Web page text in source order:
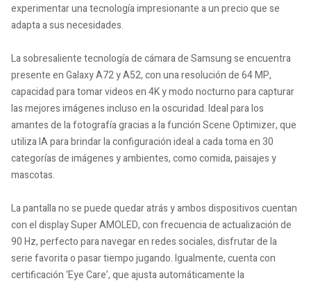
experimentar una tecnología impresionante a un precio que se
adapta a sus necesidades.
La sobresaliente tecnología de cámara de Samsung se encuentra
presente en Galaxy A72 y A52, con una resolución de 64 MP,
capacidad para tomar videos en 4K y modo nocturno para capturar
las mejores imágenes incluso en la oscuridad. Ideal para los
amantes de la fotografía gracias a la función Scene Optimizer, que
utiliza IA para brindar la configuración ideal a cada toma en 30
categorías de imágenes y ambientes, como comida, paisajes y
mascotas.
La pantalla no se puede quedar atrás y ambos dispositivos cuentan
con el display Super AMOLED, con frecuencia de actualización de
90 Hz, perfecto para navegar en redes sociales, disfrutar de la
serie favorita o pasar tiempo jugando. Igualmente, cuenta con
certificación ‘Eye Care’, que ajusta automáticamente la